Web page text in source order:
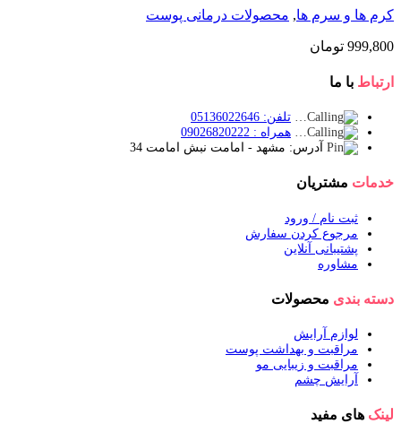
کرم ها و سرم ها, محصولات درمانی پوست
999,800 تومان
ارتباط با ما
تلفن: 05136022646
همراه : 09026820222
آدرس: مشهد - امامت نبش امامت 34
خدمات مشتریان
ثبت نام / ورود
مرجوع کردن سفارش
پشتیبانی آنلاین
مشاوره
دسته بندی محصولات
لوازم آرایش
مراقبت و بهداشت پوست
مراقبت و زیبایی مو
آرایش چشم
لینک های مفید